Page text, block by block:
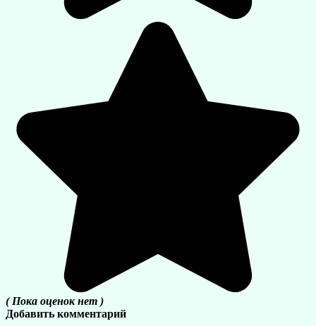
( Пока оценок нет )
Добавить комментарий